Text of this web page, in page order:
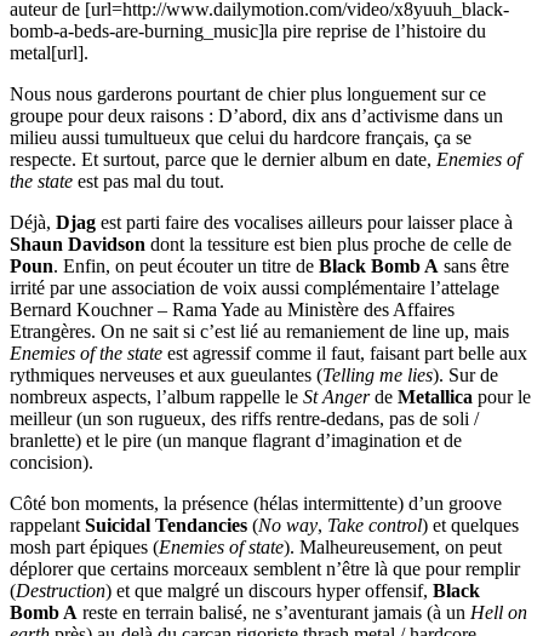
auteur de [url=http://www.dailymotion.com/video/x8yuuh_black-
bomb-a-beds-are-burning_music]la pire reprise de l’histoire du
metal[url].
Nous nous garderons pourtant de chier plus longuement sur ce
groupe pour deux raisons : D’abord, dix ans d’activisme dans un
milieu aussi tumultueux que celui du hardcore français, ça se
respecte. Et surtout, parce que le dernier album en date, Enemies of
the state est pas mal du tout.
Déjà, Djag est parti faire des vocalises ailleurs pour laisser place à
Shaun Davidson dont la tessiture est bien plus proche de celle de
Poun. Enfin, on peut écouter un titre de Black Bomb A sans être
irrité par une association de voix aussi complémentaire l’attelage
Bernard Kouchner – Rama Yade au Ministère des Affaires
Etrangères. On ne sait si c’est lié au remaniement de line up, mais
Enemies of the state est agressif comme il faut, faisant part belle aux
rythmiques nerveuses et aux gueulantes (Telling me lies). Sur de
nombreux aspects, l’album rappelle le St Angerde Metallica pour le
meilleur (un son rugueux, des riffs rentre-dedans, pas de soli /
branlette) et le pire (un manque flagrant d’imagination et de
concision).
Côté bon moments, la présence (hélas intermittente) d’un groove
rappelant Suicidal Tendancies (No way, Take control) et quelques
mosh part épiques (Enemies of state). Malheureusement, on peut
déplorer que certains morceaux semblent n’être là que pour remplir
(Destruction) et que malgré un discours hyper offensif, Black
Bomb A reste en terrain balisé, ne s’aventurant jamais (à un Hell on